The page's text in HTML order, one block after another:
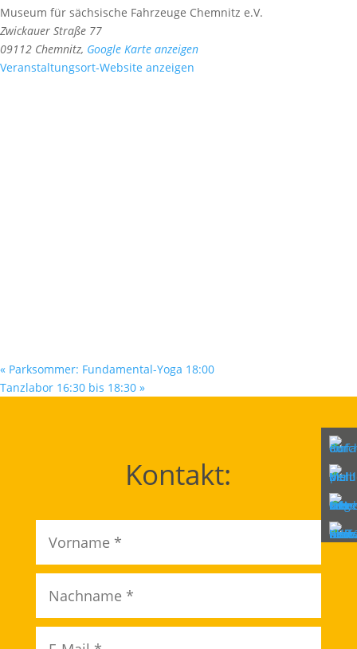
Museum für sächsische Fahrzeuge Chemnitz e.V.
Zwickauer Straße 77
09112 Chemnitz, Google Karte anzeigen
Veranstaltungsort-Website anzeigen
« Parksommer: Fundamental-Yoga 18:00
Tanzlabor 16:30 bis 18:30 »
Kontakt: